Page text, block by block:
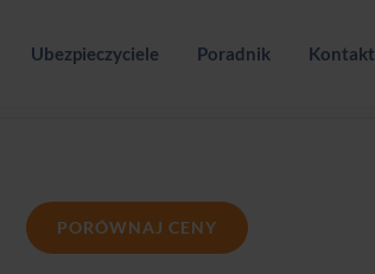
Ubezpieczyciele Poradnik Kontakt
PORÓWNAJ CENY